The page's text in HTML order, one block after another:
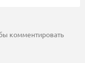
комментировать